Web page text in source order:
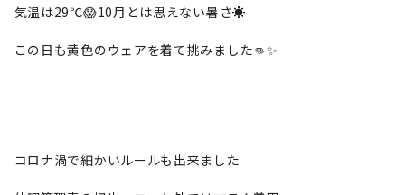
気温は29℃😱10月とは思えない暑さ☀️
この日も黄色のウェアを着て挑みました👊✨
コロナ渦で細かいルールも出来ました